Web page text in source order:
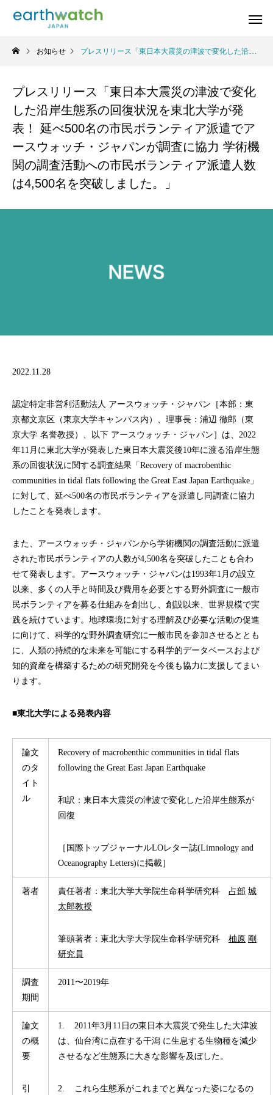
山梨県
お知らせ プレスリリース「東日本大震災の津波で変化した沿岸生態系の回復状況を東北大学が発表！ 延べ500名の市民ボランティア派遣でアースウォッチ・ジャパンが調査に協力 学術機関の調査活動への市民ボランティア派遣人数は4,500名を突破しました。」
プレスリリース「東日本大震災の津波で変化
した沿岸生態系の回復状況を東北大学が発
表！ 延べ500名の市民ボランティア派遣でア
ースウォッチ・ジャパンが調査に協力 学術機
関の調査活動への市民ボランティア派遣人数
は4,500名を突破しました。」
2022.11.28
認定特定非営利活動法人 アースウォッチ・ジャパン［本部：東
京都文京区（東京大学キャンパス内）、理事長：浦辺 徹郎（東
京大学 名誉教授）、以下 アースウォッチ・ジャパン］は、2022
年11月に東北大学が発表した東日本大震災後10年に渡る沿岸生態
系の回復状況に関する調査結果「Recovery of macrobenthic
communities in tidal flats following the Great East Japan Earthquake」
に対して、延べ500名の市民ボランティアを派遣し同調査に協力
したことを発表します。
また、アースウォッチ・ジャパンから学術機関の調査活動に派遣
された市民ボランティアの人数が4,500名を突破したことも合わ
せて発表します。アースウォッチ・ジャパンは1993年1月の設立
以来、多くの人手と時間及び費用を必要とする野外調査に一般市
民ボランティアを募る仕組みを創出し、創設以来、世界規模で実
践を続けています。地球環境に対する理解及び必要な活動の促進
に向けて、科学的な野外調査研究に一般市民を参加させるととも
に、人類の持続的な未来を可能にする科学的データベースおよび
知的資産を構築するための研究開発を今後も協力に支援してまい
ります。
■東北大学による発表内容
論文
のタ
イト
ル
Recovery of macrobenthic communities in tidal flats
following the Great East Japan Earthquake
和訳：東日本大震災の津波で変化した沿岸生態系が
回復
［国際トップジャーナルLOレター誌(Limnology and
Oceanography Letters)に掲載］
著者 責任著者：東北大学大学院生命科学研究科 占部 城
太郎教授
筆頭著者：東北大学大学院生命科学研究科 柚原 剛
研究員
調査
期間
2011〜2019年
論文
の概
要
引
1. 2011年3月11日の東日本大震災で発生した大津波
は、仙台湾に点在する干潟 に生息する生物種を減少
させるなど生態系に大きな影響を及ぼした。
2. これら生態系がこれまでと異なった姿になるの